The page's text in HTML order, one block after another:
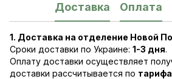
Доставка Оплата
1. Доставка на отделение Новой
Сроки доставки по Украине: 1-3 дня.
Оплату доставки осуществляет
доставки рассчитывается по